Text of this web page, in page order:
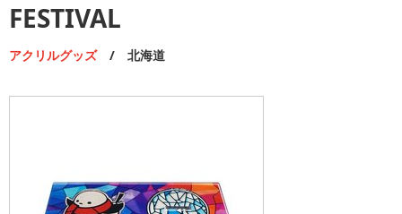
FESTIVAL
アクリルグッズ / 北海道